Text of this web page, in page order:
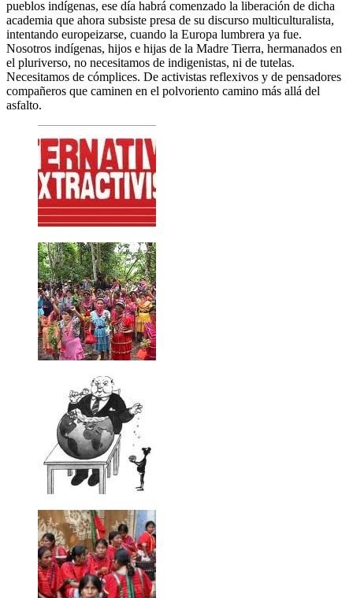
pueblos indígenas, ese día habrá comenzado la liberación de dicha
academia que ahora subsiste presa de su discurso multiculturalista,
intentando europeizarse, cuando la Europa lumbrera ya fue.
Nosotros indígenas, hijos e hijas de la Madre Tierra, hermanados en
el pluriverso, no necesitamos de indigenistas, ni de tutelas.
Necesitamos de cómplices. De activistas reflexivos y de pensadores
compañeros que caminen en el polvoriento camino más allá del
asfalto.